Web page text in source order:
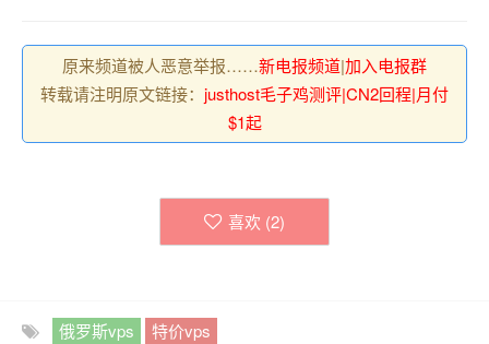
原来频道被人恶意举报……新电报频道|加入电报群
转载请注明原文链接： justhost毛子鸡测评|CN2回程|月付
$1起
喜欢 (2)
俄罗斯vps 特价vps